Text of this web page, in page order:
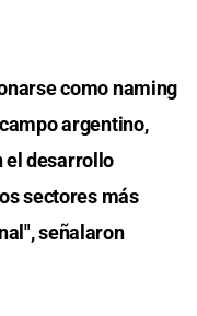
como naming
argentino,
el desarrollo
sectores más
señalaron